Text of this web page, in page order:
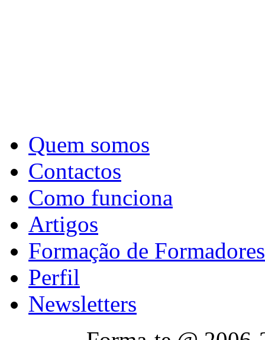
Quem somos
Contactos
Como funciona
Artigos
Formação de Formadores
Perfil
Newsletters